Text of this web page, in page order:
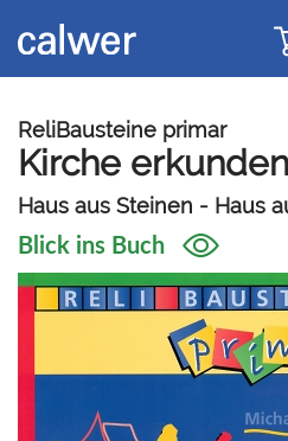
zur
Navigation
zum
Inhalt
ReliBausteine primar
Kirche erkunden
Haus aus Steinen - Haus
Blick ins Buch